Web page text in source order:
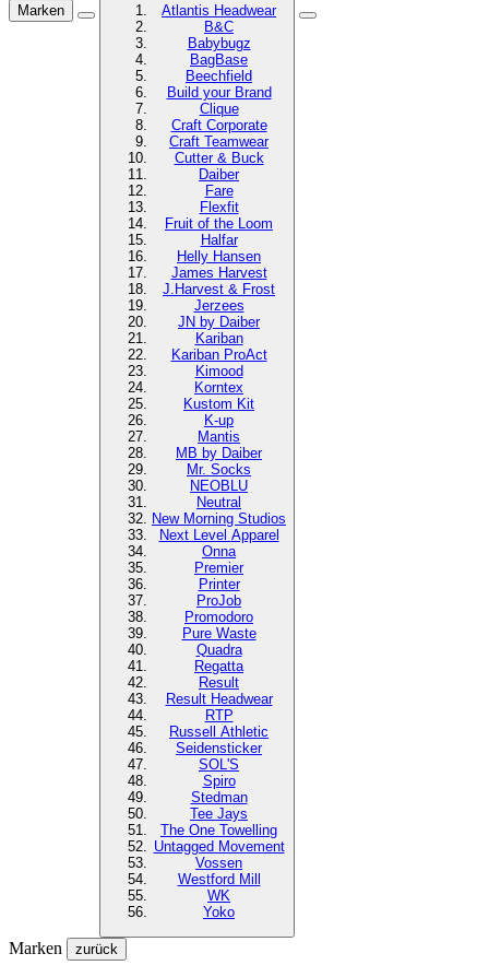
Marken
Atlantis Headwear
B&C
Babybugz
BagBase
Beechfield
Build your Brand
Clique
Craft Corporate
Craft Teamwear
Cutter & Buck
Daiber
Fare
Flexfit
Fruit of the Loom
Halfar
Helly Hansen
James Harvest
J.Harvest & Frost
Jerzees
JN by Daiber
Kariban
Kariban ProAct
Kimood
Korntex
Kustom Kit
K-up
Mantis
MB by Daiber
Mr. Socks
NEOBLU
Neutral
New Morning Studios
Next Level Apparel
Onna
Premier
Printer
ProJob
Promodoro
Pure Waste
Quadra
Regatta
Result
Result Headwear
RTP
Russell Athletic
Seidensticker
SOL'S
Spiro
Stedman
Tee Jays
The One Towelling
Untagged Movement
Vossen
Westford Mill
WK
Yoko
Marken zurück